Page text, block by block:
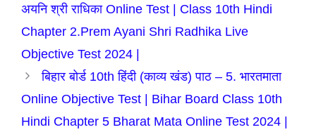
अयनि श्री राधिका Online Test | Class 10th Hindi
Chapter 2.Prem Ayani Shri Radhika Live
Objective Test 2024 |
बिहार बोर्ड 10th हिंदी (काव्य खंड) पाठ – 5. भारतमाता
Online Objective Test | Bihar Board Class 10th
Hindi Chapter 5 Bharat Mata Online Test 2024 |